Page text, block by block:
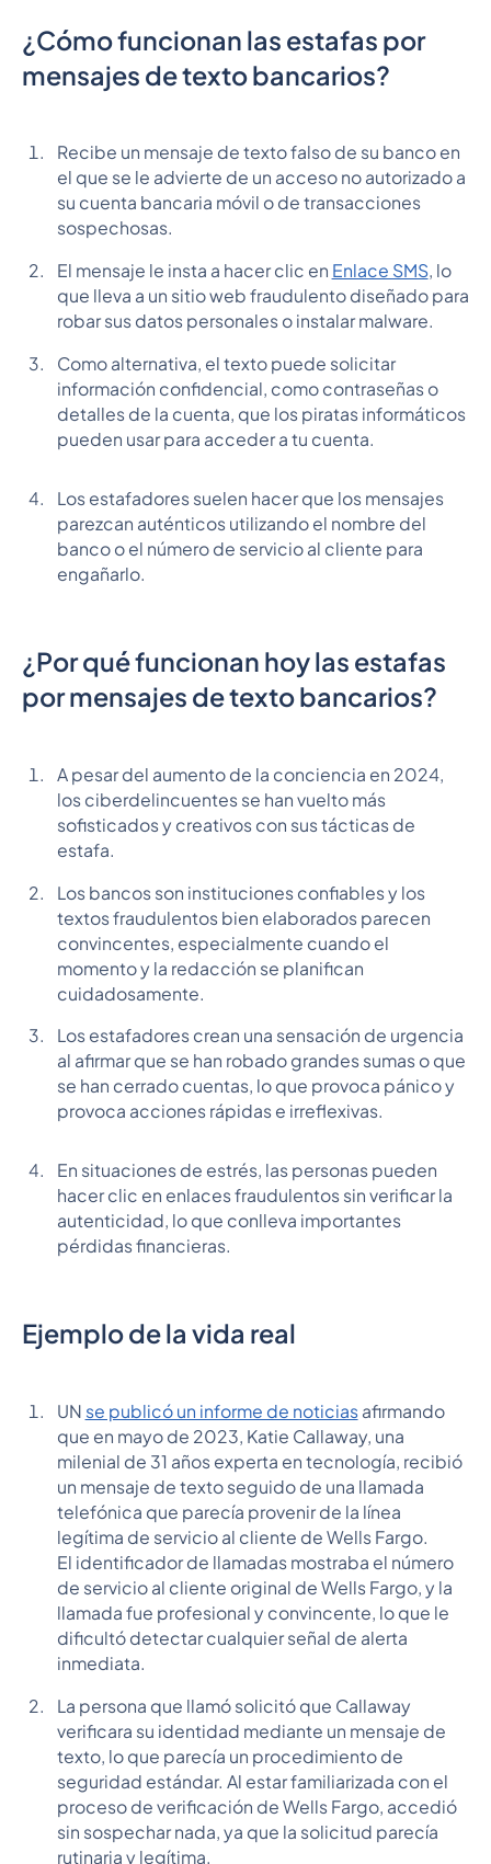
¿Cómo funcionan las estafas por
mensajes de texto bancarios?
Recibe un mensaje de texto falso de su banco en
el que se le advierte de un acceso no autorizado a
su cuenta bancaria móvil o de transacciones
sospechosas.
El mensaje le insta a hacer clic en Enlace SMS, lo
que lleva a un sitio web fraudulento diseñado para
robar sus datos personales o instalar malware.
Como alternativa, el texto puede solicitar
información confidencial, como contraseñas o
detalles de la cuenta, que los piratas informáticos
pueden usar para acceder a tu cuenta.
Los estafadores suelen hacer que los mensajes
parezcan auténticos utilizando el nombre del
banco o el número de servicio al cliente para
engañarlo.
¿Por qué funcionan hoy las estafas
por mensajes de texto bancarios?
A pesar del aumento de la conciencia en 2024,
los ciberdelincuentes se han vuelto más
sofisticados y creativos con sus tácticas de
estafa.
Los bancos son instituciones confiables y los
textos fraudulentos bien elaborados parecen
convincentes, especialmente cuando el
momento y la redacción se planifican
cuidadosamente.
Los estafadores crean una sensación de urgencia
al afirmar que se han robado grandes sumas o que
se han cerrado cuentas, lo que provoca pánico y
provoca acciones rápidas e irreflexivas.
En situaciones de estrés, las personas pueden
hacer clic en enlaces fraudulentos sin verificar la
autenticidad, lo que conlleva importantes
pérdidas financieras.
Ejemplo de la vida real
UN se publicó un informe de noticiasafirmando
que en mayo de 2023, Katie Callaway, una
milenial de 31 años experta en tecnología, recibió
un mensaje de texto seguido de una llamada
telefónica que parecía provenir de la línea
legítima de servicio al cliente de Wells Fargo.
El identificador de llamadas mostraba el número
de servicio al cliente original de Wells Fargo, y la
llamada fue profesional y convincente, lo que le
dificultó detectar cualquier señal de alerta
inmediata.
La persona que llamó solicitó que Callaway
verificara su identidad mediante un mensaje de
texto, lo que parecía un procedimiento de
seguridad estándar. Al estar familiarizada con el
proceso de verificación de Wells Fargo, accedió
sin sospechar nada, ya que la solicitud parecía
rutinaria y legítima.